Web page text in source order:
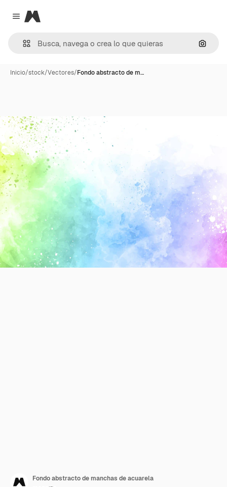
Close menu
Magnific
Inicio/stock/Vectores/Fondo abstracto de m…
Fondo abstracto de manchas de acuarela